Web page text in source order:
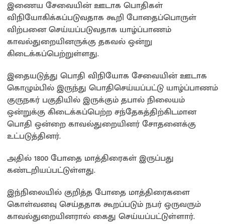
இணைய சேவையின் ஊடாக பொதிகள்
விநியோகிக்கப்படுவதாக கூறி போதைப்பொருள்
விற்பனை செய்யப்படுவதாக யாழ்ப்பாணம்
காவல்துறையினருக்கு தகவல் ஒன்று
கிடைக்கப்பெற்றுள்ளது.
இதையடுத்து பொதி விநியோக சேவையின் ஊடாக
கொழும்பில் இருந்து பொதிசெய்யப்பட்டு யாழ்ப்பாணம்
குருநகர் பகுதியில் இருக்கும் தபால் நிலையம்
ஒன்றுக்கு கிடைக்கப்பெற்ற சந்தேகத்திற்கிடமான
பொதி ஒன்றை காவல்துறையினர் சோதனைக்கு
உட்படுத்தினர்.
அதில் 1800 போதை மாத்திரைகள் இருப்பது
கண்டறியப்பட்டுள்ளது.
இந்நிலையில் குறித்த போதை மாத்திரைகளை
கொள்வனவு செய்ததாக கூறப்படும் நபர் ஒருவரும்
காவல்துறையினரால் கைது செய்யப்பட்டுள்ளார்.